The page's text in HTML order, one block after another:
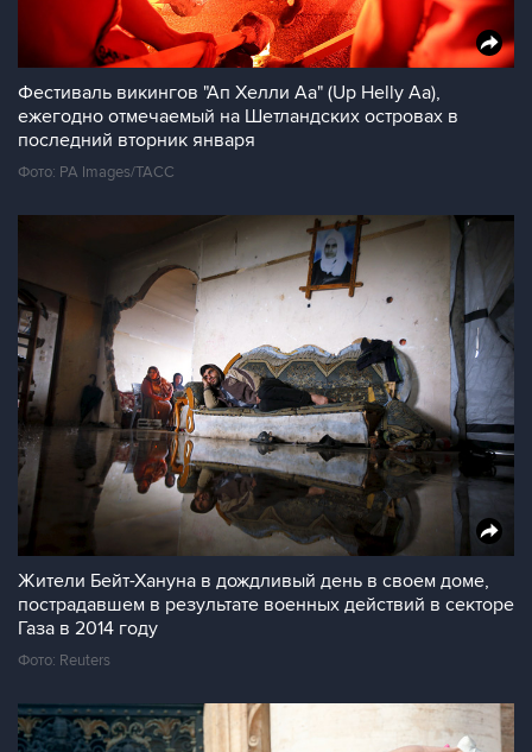
Фестиваль викингов "Ап Хелли Аа" (Up Helly Aa),
ежегодно отмечаемый на Шетландских островах в
последний вторник января
Фото: PA Images/ТАСС
Жители Бейт-Хануна в дождливый день в своем доме,
пострадавшем в результате военных действий в секторе
Газа в 2014 году
Фото: Reuters